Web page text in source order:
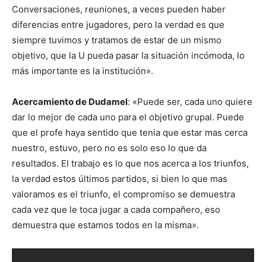
Conversaciones, reuniones, a veces pueden haber
diferencias entre jugadores, pero la verdad es que
siempre tuvimos y tratamos de estar de un mismo
objetivo, que la U pueda pasar la situación incómoda, lo
más importante es la institución».
Acercamiento de Dudamel: «Puede ser, cada uno quiere
dar lo mejor de cada uno para el objetivo grupal. Puede
que el profe haya sentido que tenia que estar mas cerca
nuestro, estuvo, pero no es solo eso lo que da
resultados. El trabajo es lo que nos acerca a los triunfos,
la verdad estos últimos partidos, si bien lo que mas
valoramos es el triunfo, el compromiso se demuestra
cada vez que le toca jugar a cada compañero, eso
demuestra que estamos todos en la misma».